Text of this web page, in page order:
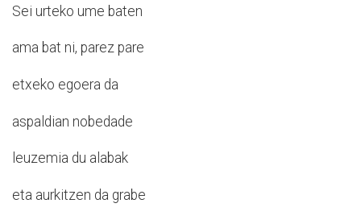
Sei urteko ume baten
ama bat ni, parez pare
etxeko egoera da
aspaldian nobedade
leuzemia du alabak
eta aurkitzen da grabe